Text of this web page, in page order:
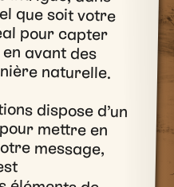
naturelle.
dispose d’un
pour mettre en
message,
Tout est
éléments de
personnages, au
passant par les
les objets à